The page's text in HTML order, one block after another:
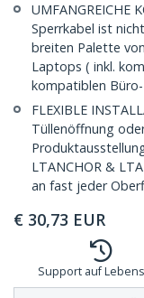
UMFANGREICHE
Sperrkabel ist
breiten Palette
Laptops ( inkl.
kompatiblen
FLEXIBLE
Tüllenöffnung
LTANCHOR &
an fast jeder
€ 30,73 EUR
Support auf